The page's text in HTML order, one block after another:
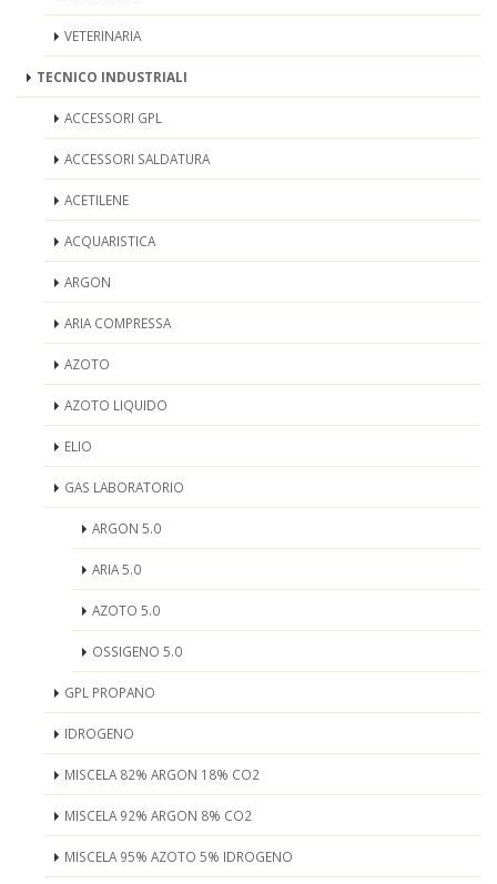
VETERINARIA
TECNICO INDUSTRIALI
ACCESSORI GPL
ACCESSORI SALDATURA
ACETILENE
ACQUARISTICA
ARGON
ARIA COMPRESSA
AZOTO
AZOTO LIQUIDO
ELIO
GAS LABORATORIO
ARGON 5.0
ARIA 5.0
AZOTO 5.0
OSSIGENO 5.0
GPL PROPANO
IDROGENO
MISCELA 82% ARGON 18% CO2
MISCELA 92% ARGON 8% CO2
MISCELA 95% AZOTO 5% IDROGENO